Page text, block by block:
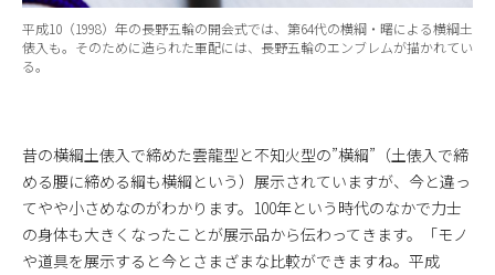
平成10（1998）年の長野五輪の開会式では、第64代の横綱・曙による横綱土
俵入も。そのために造られた軍配には、長野五輪のエンブレムが描かれてい
る。
昔の横綱土俵入で締めた雲龍型と不知火型の”横綱”（土俵入で締
める腰に締める綱も横綱という）展示されていますが、今と違っ
てやや小さめなのがわかります。100年という時代のなかで力士
の身体も大きくなったことが展示品から伝わってきます。「モノ
や道具を展示すると今とさまざまな比較ができますね。平成